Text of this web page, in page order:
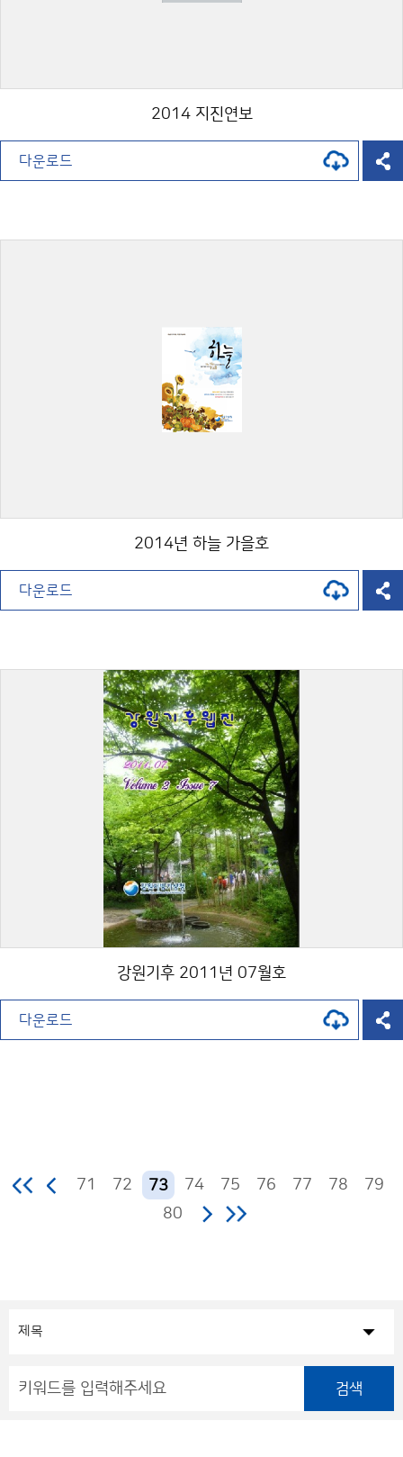
2014 지진연보
다운로드
2014년 하늘 가을호
다운로드
강원기후 2011년 07월호
다운로드
71 72 73 74 75 76 77 78
79
80
검색